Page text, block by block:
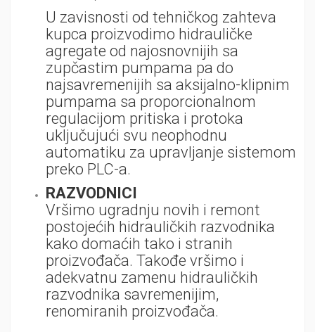
U zavisnosti od tehničkog zahteva
kupca proizvodimo hidrauličke
agregate od najosnovnijih sa
zupčastim pumpama pa do
najsavremenijih sa aksijalno-klipnim
pumpama sa proporcionalnom
regulacijom pritiska i protoka
uključujući svu neophodnu
automatiku za upravljanje sistemom
preko PLC-a.
RAZVODNICI
Vršimo ugradnju novih i remont
postojećih hidrauličkih razvodnika
kako domaćih tako i stranih
proizvođača. Takođe vršimo i
adekvatnu zamenu hidrauličkih
razvodnika savremenijim,
renomiranih proizvođača.